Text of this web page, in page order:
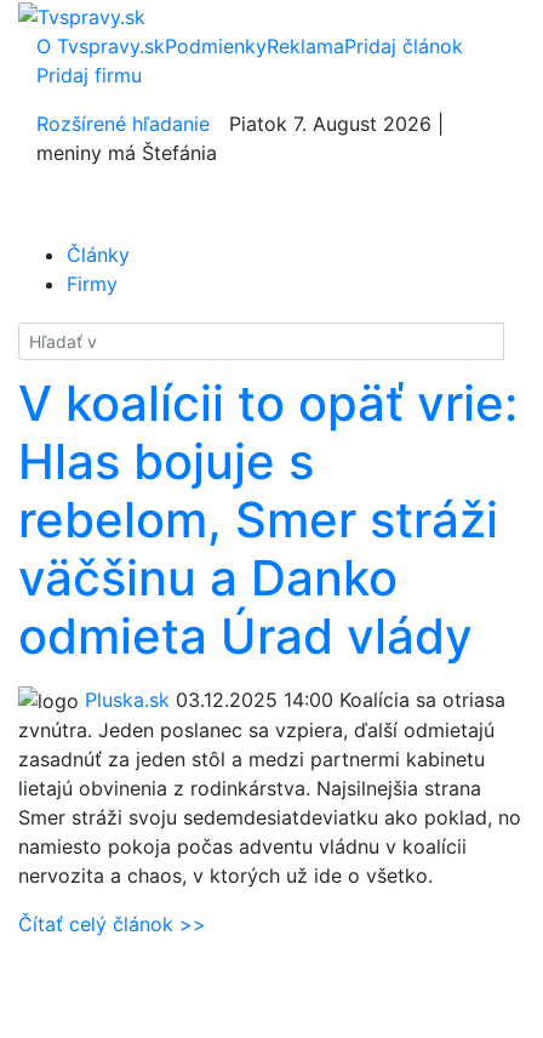
O Tvspravy.skPodmienkyReklamaPridaj článok
Pridaj firmu
Rozšírené hľadanie
Piatok 7. August 2026 |
meniny má Štefánia
Články
Firmy
Hladať
V koalícii to opäť vrie:
Hlas bojuje s
rebelom, Smer stráži
väčšinu a Danko
odmieta Úrad vlády
Pluska.sk 03.12.2025 14:00 Koalícia sa otriasa
zvnútra. Jeden poslanec sa vzpiera, ďalší odmietajú
zasadnúť za jeden stôl a medzi partnermi kabinetu
lietajú obvinenia z rodinkárstva. Najsilnejšia strana
Smer stráži svoju sedemdesiatdeviatku ako poklad, no
namiesto pokoja počas adventu vládnu v koalícii
nervozita a chaos, v ktorých už ide o všetko.
Čítať celý článok >>